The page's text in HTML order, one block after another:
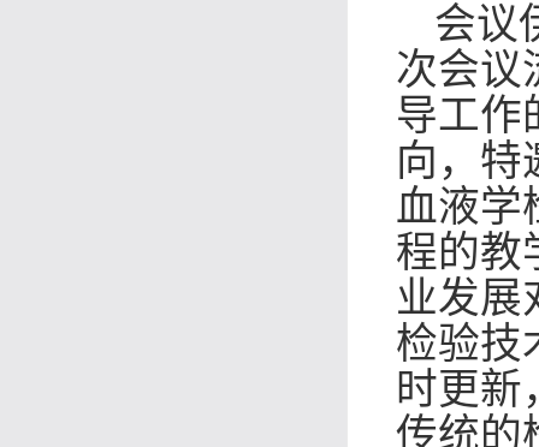
会议
次会议
导工作
向，特
血液学
程的教
业发展
检验技
时更新
传统的